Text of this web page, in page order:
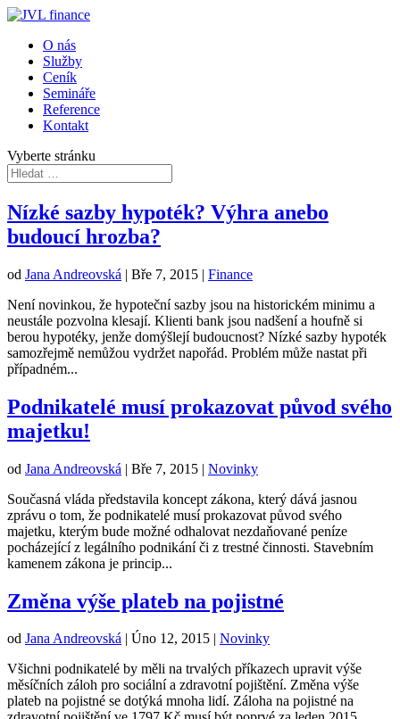
O nás
Služby
Ceník
Semináře
Reference
Kontakt
Vyberte stránku
Nízké sazby hypoték? Výhra anebo
budoucí hrozba?
od Jana Andreovská | Bře 7, 2015 | Finance
Není novinkou, že hypoteční sazby jsou na historickém minimu a
neustále pozvolna klesají. Klienti bank jsou nadšení a houfně si
berou hypotéky, jenže domýšlejí budoucnost? Nízké sazby hypoték
samozřejmě nemůžou vydržet napořád. Problém může nastat při
případném...
Podnikatelé musí prokazovat původ svého
majetku!
od Jana Andreovská | Bře 7, 2015 | Novinky
Současná vláda představila koncept zákona, který dává jasnou
zprávu o tom, že podnikatelé musí prokazovat původ svého
majetku, kterým bude možné odhalovat nezdaňované peníze
pocházející z legálního podnikání či z trestné činnosti. Stavebním
kamenem zákona je princip...
Změna výše plateb na pojistné
od Jana Andreovská | Úno 12, 2015 | Novinky
Všichni podnikatelé by měli na trvalých příkazech upravit výše
měsíčních záloh pro sociální a zdravotní pojištění. Změna výše
plateb na pojistné se dotýká mnoha lidí. Záloha na pojistné na